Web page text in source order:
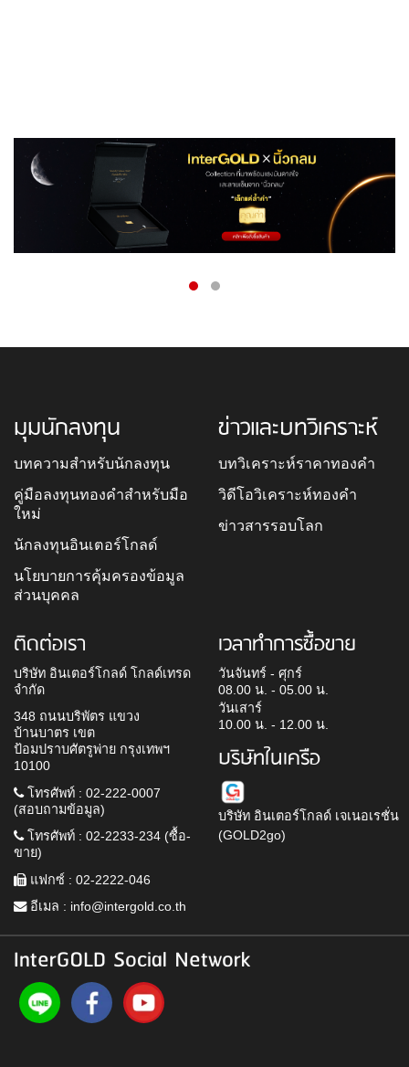
มุมนักลงทุน
บทความสำหรับนักลงทุน
คู่มือลงทุนทองคำสำหรับมือ
ใหม่
นักลงทุนอินเตอร์โกลด์
นโยบายการคุ้มครองข้อมูล
ส่วนบุคคล
ข่าวและบทวิเคราะห์
บทวิเคราะห์ราคาทองคำ
วิดีโอวิเคราะห์ทองคำ
ข่าวสารรอบโลก
ติดต่อเรา
บริษัท อินเตอร์โกลด์ โกลด์เทรด
จำกัด
348 ถนนบริพัตร แขวง
บ้านบาตร เขต
ป้อมปราบศัตรูพ่าย กรุงเทพฯ
10100
โทรศัพท์ : 02-222-0007
(สอบถามข้อมูล)
โทรศัพท์ : 02-2233-234 (ซื้อ-
ขาย)
แฟกซ์ : 02-2222-046
อีเมล : info@intergold.co.th
เวลาทำการซื้อขาย
วันจันทร์ - ศุกร์
08.00 น. - 05.00 น.
วันเสาร์
10.00 น. - 12.00 น.
บริษัทในเครือ
บริษัท อินเตอร์โกลด์ เจเนอเรชั่น
(GOLD2go)
InterGOLD Social Network